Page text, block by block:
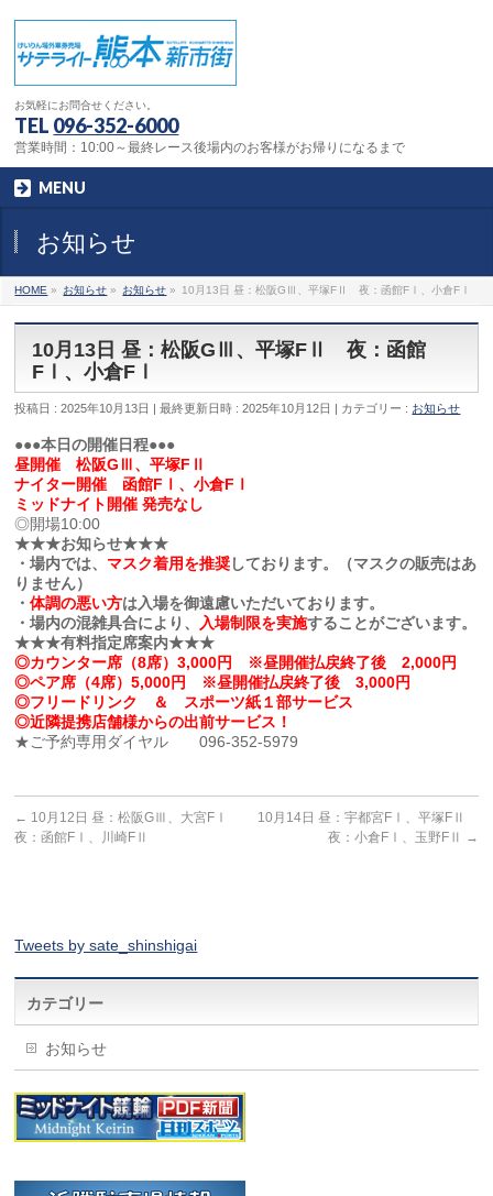
お気軽にお問合せください。
TEL 096-352-6000
営業時間：10:00～最終レース後場内のお客様がお帰りになるまで
MENU
お知らせ
HOME » お知らせ » お知らせ » 10月13日 昼：松阪GⅢ、平塚FⅡ 夜：函館FⅠ、小倉FⅠ
10月13日 昼：松阪GⅢ、平塚FⅡ 夜：函館
FⅠ、小倉FⅠ
投稿日 : 2025年10月13日 最終更新日時 : 2025年10月12日 カテゴリー : お知らせ
●●●本日の開催日程●●●
昼開催 松阪GⅢ、平塚FⅡ
ナイター開催 函館FⅠ、小倉FⅠ
ミッドナイト開催 発売なし
◎開場10:00
★★★お知らせ★★★
・場内では、 マスク着用を推奨しております。（マスクの販売はあ
りません）
・体調の悪い方は入場を御遠慮いただいております。
・場内の混雑具合により、
入場制限を実施することがございます。
★★★有料指定席案内★★★
◎カウンター席（8席）3,000円 ※昼開催払戻終了後 2,000円
◎ペア席（4席）5,000円 ※昼開催払戻終了後 3,000円
◎フリードリンク ＆ スポーツ紙１部サービス
◎近隣提携店舗様からの出前サービス！
★ご予約専用ダイヤル 096-352-5979
← 10月12日 昼：松阪GⅢ、大宮FⅠ
夜：函館FⅠ、川崎FⅡ
10月14日 昼：宇都宮FⅠ、平塚FⅡ
夜：小倉FⅠ、玉野FⅡ
→
Tweets by sate_shinshigai
カテゴリー
お知らせ